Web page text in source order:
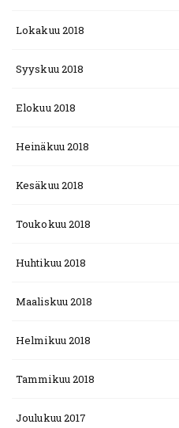
Lokakuu 2018
Syyskuu 2018
Elokuu 2018
Heinäkuu 2018
Kesäkuu 2018
Toukokuu 2018
Huhtikuu 2018
Maaliskuu 2018
Helmikuu 2018
Tammikuu 2018
Joulukuu 2017